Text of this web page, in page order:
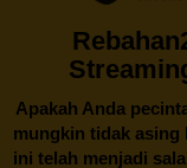
Apakah Anda
mungkin tidak asing
ini telah menjadi